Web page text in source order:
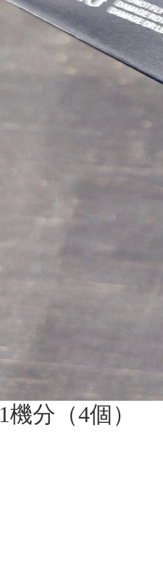
1機分（4個）